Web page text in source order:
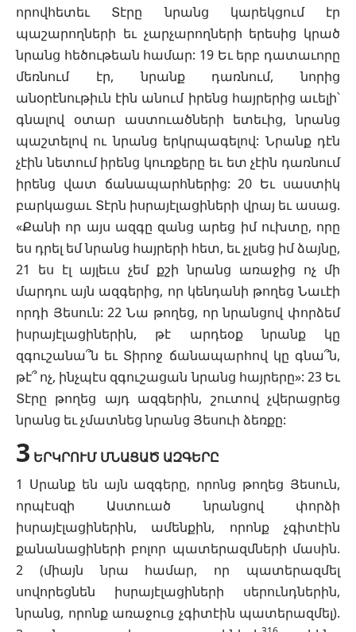
որովհետեւ Տէրը նրանց կարեկցում էր
պաշարողների եւ չարչարողների երեսից կրած
նրանց հեծութեան համար: 19 Եւ երբ դատաւորը
մեռնում էր, նրանք դառնում, նորից
անօրէնութիւն էին անում իրենց հայրերից աւելի՝
գնալով օտար աստուածների ետեւից, նրանց
պաշտելով ու նրանց երկրպագելով: Նրանք դէն
չէին նետում իրենց կուռքերը եւ ետ չէին դառնում
իրենց վատ ճանապարհներից: 20 Եւ սաստիկ
բարկացաւ Տէրն իսրայէլացիների վրայ եւ ասաց.
«Քանի որ այս ազգը զանց արեց իմ ուխտը, որը
ես դրել եմ նրանց հայրերի հետ, եւ չլսեց իմ ձայնը,
21 ես էլ այլեւս չեմ քշի նրանց առաջից ոչ մի
մարդու այն ազգերից, որ կենդանի թողեց Նաւէի
որդի Յեսուն: 22 Նա թողեց, որ նրանցով փորձեմ
իսրայէլացիներին, թէ արդեօք նրանք կը
զգուշանա՞ն եւ Տիրոջ ճանապարհով կը գնա՞ն,
թէ՞ ոչ, ինչպէս զգուշացան նրանց հայրերը»: 23 Եւ
Տէրը թողեց այդ ազգերին, շուտով չվերացրեց
նրանց եւ չմատնեց նրանց Յեսուի ձեռքը:
3 ԵՐԿՐՈՒՄ ՄՆԱՑԱԾ ԱԶԳԵՐԸ
1 Սրանք են այն ազգերը, որոնց թողեց Յեսուն,
որպէսզի Աստուած նրանցով փորձի
իսրայէլացիներին, ամենքին, որոնք չգիտէին
քանանացիների բոլոր պատերազմների մասին.
2 (միայն նրա համար, որ պատերազմել
սովորեցնեն իսրայէլացիների սերունդներին,
նրանց, որոնք առաջուց չգիտէին պատերազմել).